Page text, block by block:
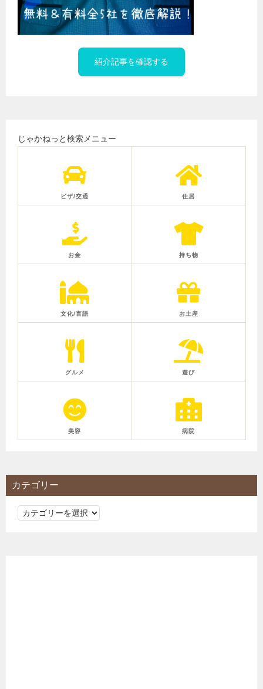
紹介記事を確認する
じゃかねっと検索メニュー
ビザ/交通 住居
お金 持ち物
文化/言語 お土産
グルメ 遊び
美容 病院
カテゴリー
カ